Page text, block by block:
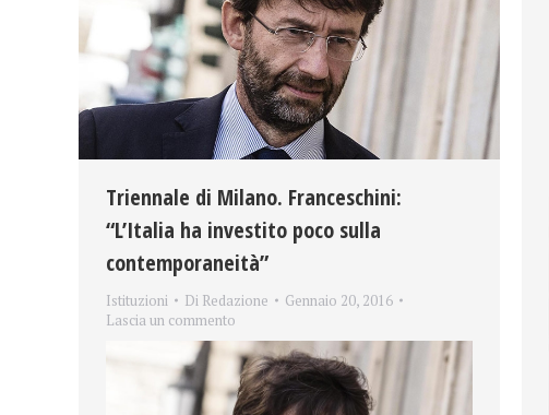
Triennale di Milano. Franceschini:
“L’Italia ha investito poco sulla
contemporaneità”
Istituzioni Di Redazione
Gennaio 20, 2016
Lascia un commento